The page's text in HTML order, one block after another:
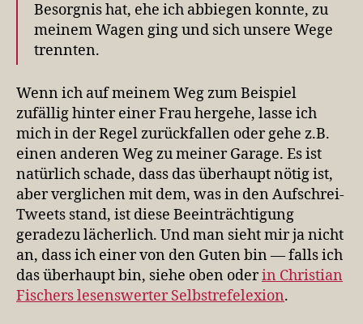
Besorgnis hat, ehe ich abbiegen konnte, zu
meinem Wagen ging und sich unsere Wege
trennten.
Wenn ich auf meinem Weg zum Beispiel
zufällig hinter einer Frau hergehe, lasse ich
mich in der Regel zurückfallen oder gehe z.B.
einen anderen Weg zu meiner Garage. Es ist
natürlich schade, dass das überhaupt nötig ist,
aber verglichen mit dem, was in den Aufschrei-
Tweets stand, ist diese Beeinträchtigung
geradezu lächerlich. Und man sieht mir ja nicht
an, dass ich einer von den Guten bin — falls ich
das überhaupt bin, siehe oben oderin Christian
Fischers lesenswerter Selbstrefelexion.